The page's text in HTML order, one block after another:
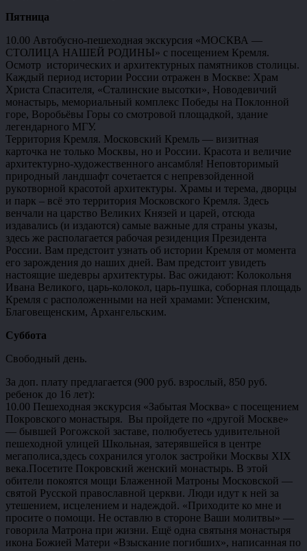
Пятница
10.00 Автобусно-пешеходная экскурсия «МОСКВА —
СТОЛИЦА НАШЕЙ РОДИНЫ» с посещением Кремля.
Осмотр исторических и архитектурных памятников столицы.
Каждый период истории России отражен в Москве: Храм
Христа Спасителя, «Сталинские высотки», Новодевичий
монастырь, мемориальный комплекс Победы на Поклонной
горе, Воробьёвы Горы со смотровой площадкой, здание
легендарного МГУ.
Территория Кремля. Московский Кремль — визитная
карточка не только Москвы, но и России. Красота и величие
архитектурно-художественного ансамбля! Неповторимый
природный ландшафт сочетается с непревзойденной
рукотворной красотой архитектуры. Храмы и терема, дворцы
и парк – всё это территория Московского Кремля. Здесь
венчали на царство Великих Князей и царей, отсюда
издавались (и издаются) самые важные для страны указы,
здесь же располагается рабочая резиденция Президента
России. Вам предстоит узнать об истории Кремля от момента
его зарождения до наших дней. Вам предстоит увидеть
настоящие шедевры архитектуры. Вас ожидают: Колокольня
Ивана Великого, царь-колокол, царь-пушка, соборная площадь
Кремля с расположенными на ней храмами: Успенским,
Благовещенским, Архангельским.
Суббота
Свободный день.
За доп. плату предлагается (900 руб. взрослый, 850 руб.
ребенок до 16 лет):
10.00 Пешеходная экскурсия «Забытая Москва» с посещением
Покровского монастыря. Вы пройдете по «другой Москве»
— бывшей Рогожской заставе, полюбуетесь удивительной
пешеходной улицей Школьная, затерявшейся в центре
мегаполиса,здесь сохранился уголок застройки Москвы XIX
века.Посетите Покровский женский монастырь. В этой
обители покоятся мощи Блаженной Матроны Московской —
святой Русской православной церкви. Люди идут к ней за
утешением, исцелением и надеждой. «Приходите ко мне и
просите о помощи. Не оставлю в стороне Ваши молитвы» —
говорила Матрона при жизни. Ещё одна святыня монастыря
икона Божией Матери «Взыскание погибших», написанная по